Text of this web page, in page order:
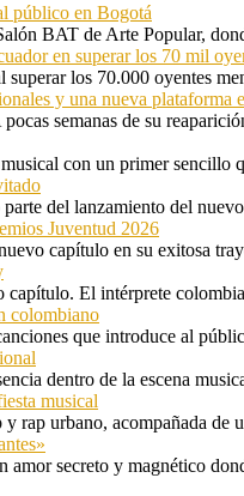
público en Bogotá
BAT de Arte Popular,
en superar los 70 mil
los 70.000 oyentes
y una nueva plataforma
semanas de su
con un primer sencillo
del lanzamiento del nuevo
Juventud 2026
capítulo en su exitosa
El intérprete
colombiano
que introduce al
dentro de la escena
musical
rap urbano, acompañada de
amor secreto y magnético